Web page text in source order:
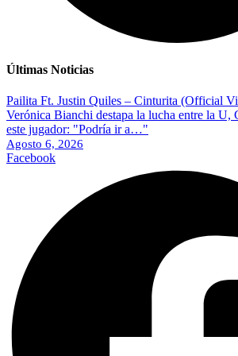
Últimas Noticias
Pailita Ft. Justin Quiles – Cinturita (Official
Verónica Bianchi destapa la lucha entre la
este jugador: "Podría ir a…"
Agosto 6, 2026
Facebook